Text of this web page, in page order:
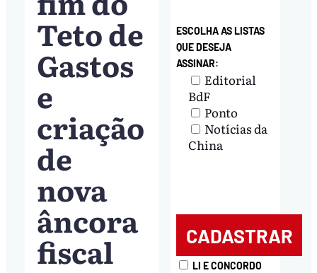
Teto de
Gastos
e
criação
de
nova
âncora
fiscal
ESCOLHA AS LISTAS
QUE DESEJA
ASSINAR:
Editorial
BdF
Ponto
Notícias da
China
LI E CONCORDO